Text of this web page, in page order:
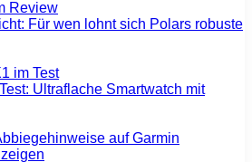
Für wen lohnt sich Polars robuste
Ultraflache Smartwatch mit